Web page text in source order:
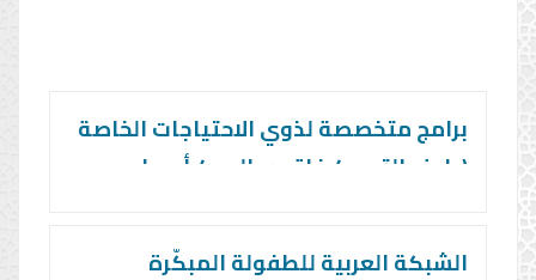
برامج متخصصة لذوي الاحتياجات الخاصة
(طيف التوحد/ فاقدي البصر/ أصحاب
الشبكة العربية للطفولة المبكّرة